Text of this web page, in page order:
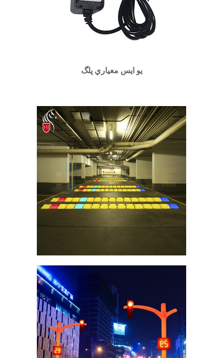
يو ايس معياري پلگ